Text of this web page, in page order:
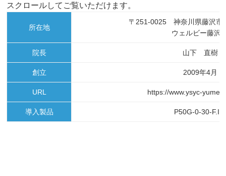
スクロールしてご覧いただけます。
所在地
〒251-0025 神奈川県藤沢市
ウェルビー藤沢
院長 山下 直樹
創立 2009年4月
URL https://www.ysyc-
導入製品 P50G-0-30-F.I/